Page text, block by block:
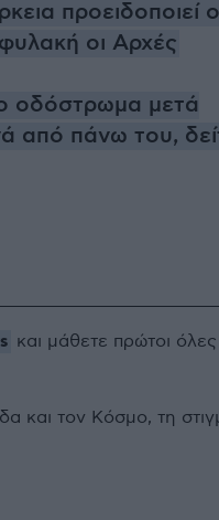
προειδοποιεί ο
οι Αρχές
οδόστρωμα μετά
από πάνω του,
και μάθετε πρώτοι όλες
και τον Κόσμο, τη